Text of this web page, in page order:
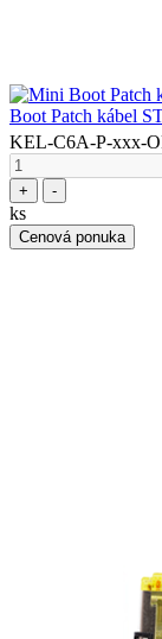
Boot Patch kábel
KEL-C6A-P-xxx-
+ -
ks
Cenová ponuka